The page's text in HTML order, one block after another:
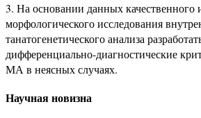
3. На основании данных качественного
морфологического исследования
танатогенетического анализа
дифференциально-диагностические
МА в неясных случаях.
Научная новизна